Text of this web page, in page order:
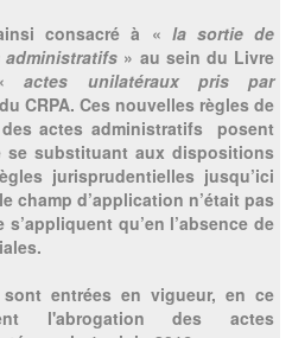
consacré à « la sortie de
administratifs » au sein du Livre
«actes unilatéraux pris par
CRPA. Ces nouvelles règles de
actes administratifs posent
se substituant aux dispositions
jurisprudentielles jusqu’ici
champ d’application n’était pas
qu’en l’absence de
entrées en vigueur, en ce
l'abrogation des actes